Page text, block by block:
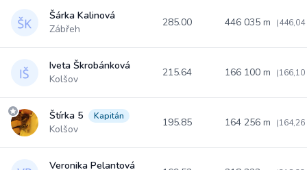
Šárka Kalinová
Zábřeh
285.00 446 035 m
Iveta Škrobánková
Kolšov
215.64 166 100 m
Štírka 5 Kapitán
Kolšov
195.85 164 256 m
Veronika Pelantová